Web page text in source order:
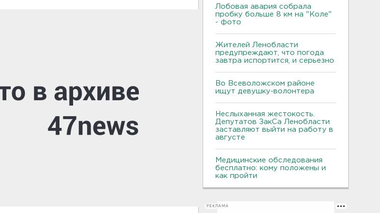
Лобовая авария собрала
пробку больше 8 км на "Коле"
- фото
Жителей Ленобласти
предупреждают, что погода
завтра испортится, и серьезно
Во Всеволожском районе
ищут девушку-волонтера
Неслыханная жестокость.
Депутатов ЗакСа Ленобласти
заставляют выйти на работу в
августе
Медицинские обследования
бесплатно: кому положены и
как пройти
РЕКЛАМА